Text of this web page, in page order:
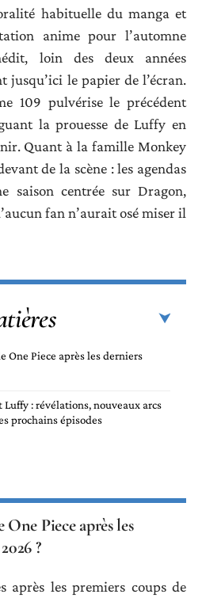
habituelle du manga et
anime pour l’automne
loin des deux années
jusqu’ici le papier de l’écran.
109 pulvérise le précédent
la prouesse de Luffy en
Quant à la famille Monkey
de la scène : les agendas
saison centrée sur Dragon,
fan n’aurait osé miser il
One Piece après les derniers
Luffy : révélations, nouveaux arcs
prochains épisodes
One Piece après les
?
après les premiers coups de